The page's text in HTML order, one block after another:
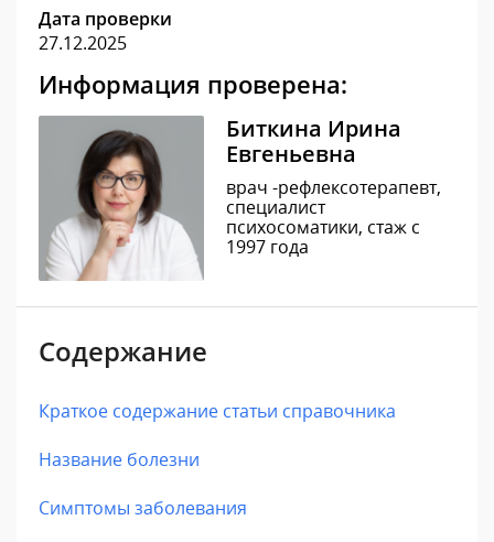
Дата проверки
27.12.2025
Информация проверена:
Биткина Ирина
Евгеньевна
врач -рефлексотерапевт,
специалист
психосоматики, стаж с
1997 года
Содержание
Краткое содержание статьи справочника
Название болезни
Симптомы заболевания